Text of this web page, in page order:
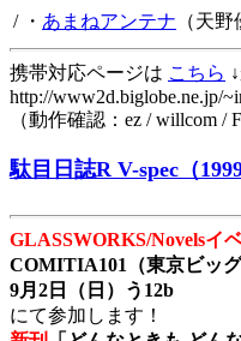
/ ・ あまねアンテナ （天野
携帯対応ページは こちら
http://www2d.biglobe.ne.jp/
（動作確認：ez / willcom /
駄目日誌R V-spec（
GLASSWORKS/Novelsイ
COMITIA101（東京ビッグ
9月2日（日）う12b
にて参加します！